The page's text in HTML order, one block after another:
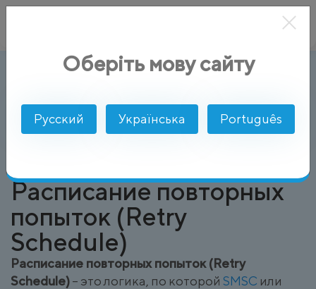
Глоссарий Расписание повторных попыток
Расписание повторных
попыток (Retry
Schedule)
Расписание повторных попыток (Retry
Schedule)– это логика, по которой SMSC или
Оберіть мову сайту
Русский Українська Português